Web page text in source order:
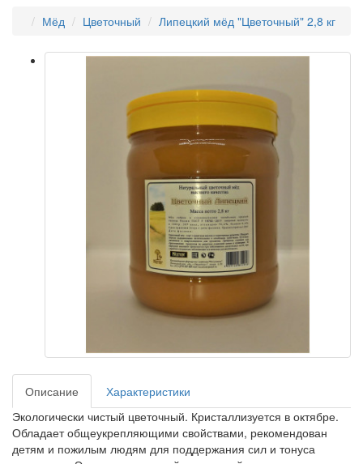
Мёд Цветочный Липецкий мёд "Цветочный" 2,8 кг
Описание
Характеристики
Экологически чистый цветочный. Кристаллизуется в октябре.
Обладает общеукрепляющими свойствами, рекомендован
детям и пожилым людям для поддержания сил и тонуса